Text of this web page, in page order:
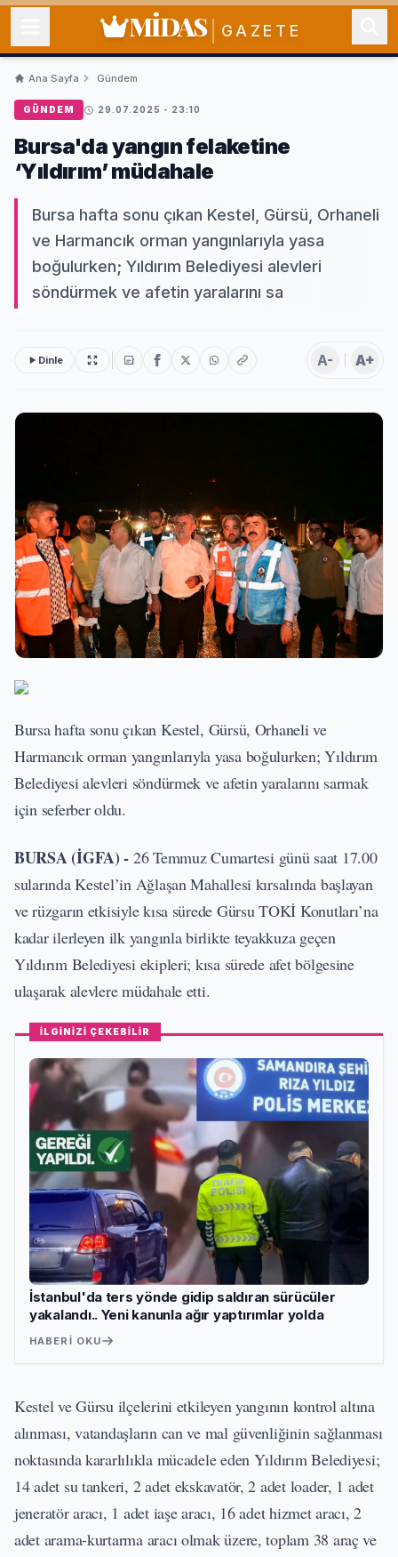
MİDAS GAZETE
Ana Sayfa Gündem
GÜNDEM 29.07.2025 - 23:10
Bursa'da yangın felaketine
‘Yıldırım’ müdahale
Bursa hafta sonu çıkan Kestel, Gürsü, Orhaneli
ve Harmancık orman yangınlarıyla yasa
boğulurken; Yıldırım Belediyesi alevleri
söndürmek ve afetin yaralarını sa
Dinle A- A+
Bursa hafta sonu çıkan Kestel, Gürsü, Orhaneli ve
Harmancık orman yangınlarıyla yasa boğulurken; Yıldırım
Belediyesi alevleri söndürmek ve afetin yaralarını sarmak
için seferber oldu.
BURSA (İGFA) - 26 Temmuz Cumartesi günü saat 17.00
sularında Kestel’in Ağlaşan Mahallesi kırsalında başlayan
ve rüzgarın etkisiyle kısa sürede Gürsu TOKİ Konutları’na
kadar ilerleyen ilk yangınla birlikte teyakkuza geçen
Yıldırım Belediyesi ekipleri; kısa sürede afet bölgesine
ulaşarak alevlere müdahale etti.
İLGİNİZİ ÇEKEBİLİR
İstanbul'da ters yönde gidip saldıran sürücüler
yakalandı.. Yeni kanunla ağır yaptırımlar yolda
HABERI OKU
Kestel ve Gürsu ilçelerini etkileyen yangının kontrol altına
alınması, vatandaşların can ve mal güvenliğinin sağlanması
noktasında kararlılıkla mücadele eden Yıldırım Belediyesi;
14 adet su tankeri, 2 adet ekskavatör, 2 adet loader, 1 adet
jeneratör aracı, 1 adet iaşe aracı, 16 adet hizmet aracı, 2
adet arama-kurtarma aracı olmak üzere, toplam 38 araç ve